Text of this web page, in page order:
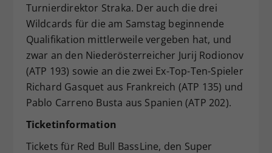
Turnierdirektor Straka. Der auch die drei
Wildcards für die am Samstag beginnende
Qualifikation mittlerweile vergeben hat, und
zwar an den Niederösterreicher Jurij Rodionov
(ATP 193) sowie an die zwei Ex-Top-Ten-Spieler
Richard Gasquet aus Frankreich (ATP 135) und
Pablo Carreno Busta aus Spanien (ATP 202).
Ticketinformation
Tickets für Red Bull BassLine, den Super